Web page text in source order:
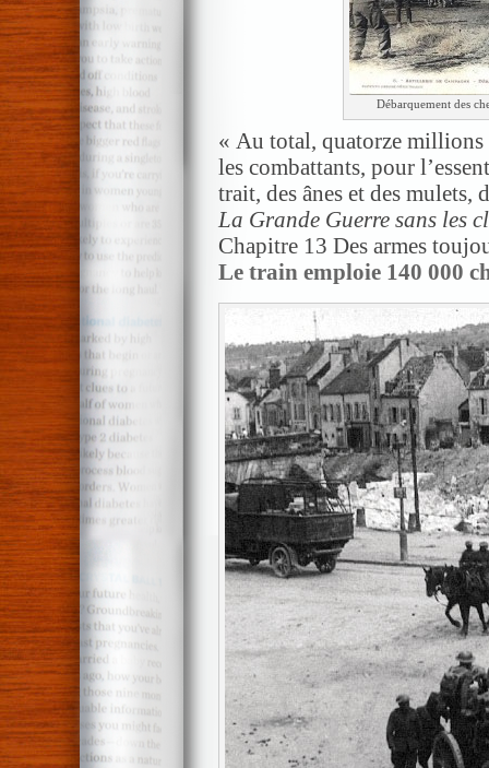
Débarquement des
« Au total, quatorze millions
les combattants, pour
trait, des ânes et des
La Grande Guerre sans les
Chapitre 13 Des armes
Le train emploie 140 000